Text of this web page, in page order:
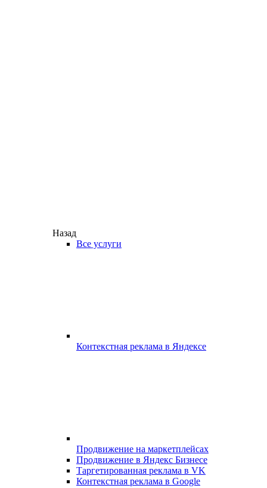
Назад
Все услуги
Контекстная реклама в Яндексе
Продвижение на маркетплейсах
Продвижение в Яндекс Бизнесе
Таргетированная реклама в VK
Контекстная реклама в Google